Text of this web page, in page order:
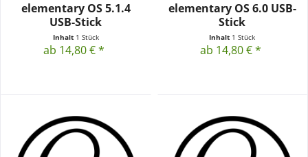
elementary OS 5.1.4
USB-Stick
Inhalt 1 Stück
ab 14,80 € *
elementary OS 6.0 USB-
Stick
Inhalt 1 Stück
ab 14,80 € *